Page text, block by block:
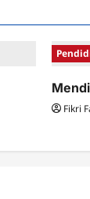
Fikri